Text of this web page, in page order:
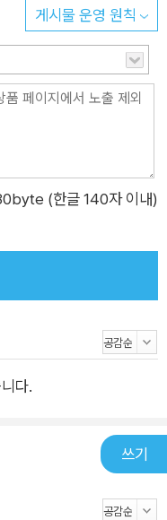
게시물 운영 원칙
(한글 140자 이내)
다.
쓰기